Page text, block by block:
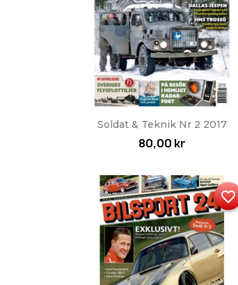
Snabbvy
Soldat & Teknik Nr 2 2017
80,00 kr
favorite_border